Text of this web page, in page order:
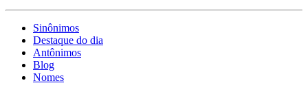
Sinônimos
Destaque do dia
Antônimos
Blog
Nomes